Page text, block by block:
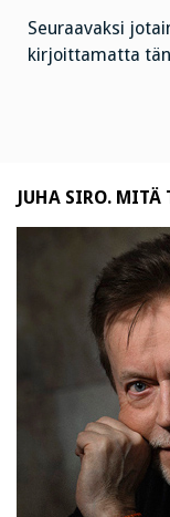
Seuraavaksi
kirjoittamatta
JUHA SIRO. MITÄ